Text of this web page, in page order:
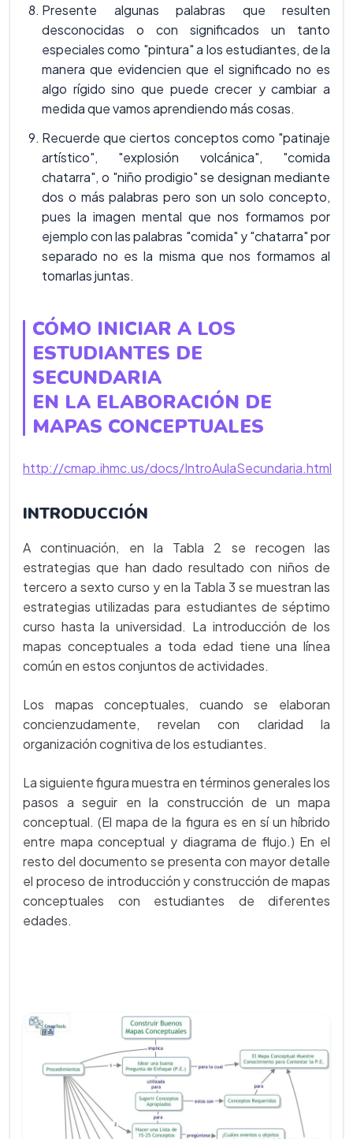
Presente algunas palabras que resulten
desconocidas o con significados un tanto
especiales como "pintura" a los estudiantes, de la
manera que evidencien que el significado no es
algo rígido sino que puede crecer y cambiar a
medida que vamos aprendiendo más cosas.
Recuerde que ciertos conceptos como "patinaje
artístico", "explosión volcánica", "comida
chatarra", o "niño prodigio" se designan mediante
dos o más palabras pero son un solo concepto,
pues la imagen mental que nos formamos por
ejemplo con las palabras "comida" y "chatarra" por
separado no es la misma que nos formamos al
tomarlas juntas.
CÓMO INICIAR A LOS
ESTUDIANTES DE
SECUNDARIA
EN LA ELABORACIÓN DE
MAPAS CONCEPTUALES
http://cmap.ihmc.us/docs/IntroAulaSecundaria.html
INTRODUCCIÓN
A continuación, en la Tabla 2 se recogen las
estrategias que han dado resultado con niños de
tercero a sexto curso y en la Tabla 3 se muestran las
estrategias utilizadas para estudiantes de séptimo
curso hasta la universidad. La introducción de los
mapas conceptuales a toda edad tiene una línea
común en estos conjuntos de actividades.
Los mapas conceptuales, cuando se elaboran
concienzudamente, revelan con claridad la
organización cognitiva de los estudiantes.
La siguiente figura muestra en términos generales los
pasos a seguir en la construcción de un mapa
conceptual. (El mapa de la figura es en sí un híbrido
entre mapa conceptual y diagrama de flujo.) En el
resto del documento se presenta con mayor detalle
el proceso de introducción y construcción de mapas
conceptuales con estudiantes de diferentes
edades.